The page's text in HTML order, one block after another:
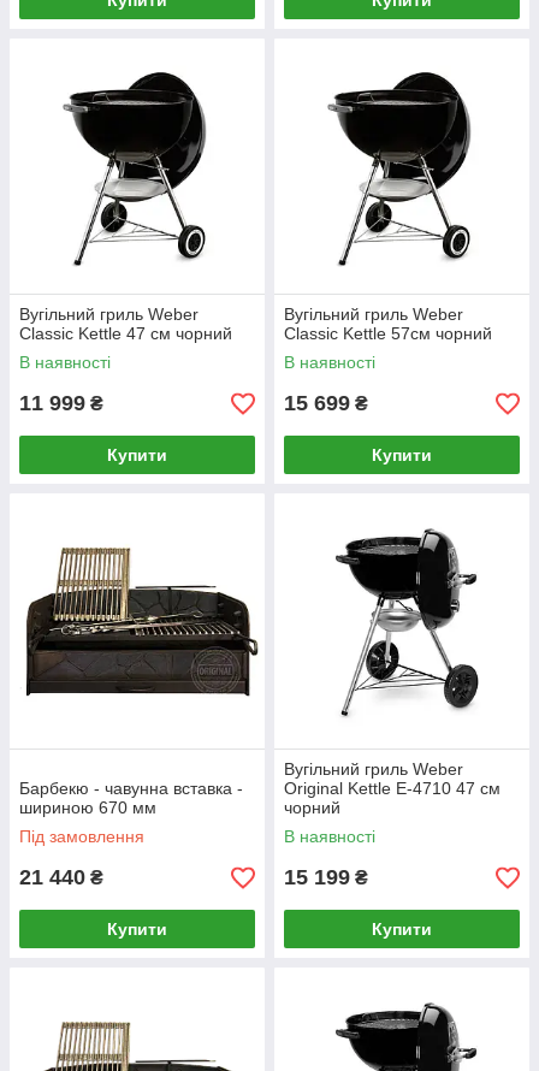
Вугільний гриль Weber
Classic Kettle 47 см чорний
В наявності
11 999 ₴
Купити
Вугільний гриль Weber
Classic Kettle 57см чорний
В наявності
15 699 ₴
Купити
Барбекю - чавунна вставка -
шириною 670 мм
Під замовлення
21 440 ₴
Купити
Вугільний гриль Weber
Original Kettle E-4710 47 см
чорний
В наявності
15 199 ₴
Купити